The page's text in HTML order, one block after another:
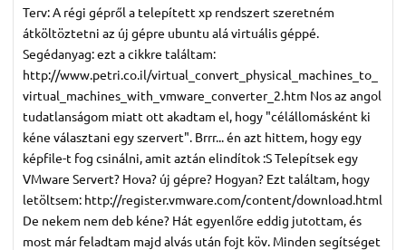
Terv: A régi gépről a telepített xp rendszert szeretném
átköltöztetni az új gépre ubuntu alá virtuális géppé.
Segédanyag: ezt a cikkre találtam:
http://www.petri.co.il/virtual_convert_physical_machines_to_
virtual_machines_with_vmware_converter_2.htm Nos az angol
tudatlanságom miatt ott akadtam el, hogy "célállomásként ki
kéne választani egy szervert". Brrr... én azt hittem, hogy egy
képfile-t fog csinálni, amit aztán elindítok :S Telepítsek egy
VMware Servert? Hova? új gépre? Hogyan? Ezt találtam, hogy
letöltsem: http://register.vmware.com/content/download.html
De nekem nem deb kéne? Hát egyenlőre eddig jutottam, és
most már feladtam majd alvás után fojt köv. Minden segítséget